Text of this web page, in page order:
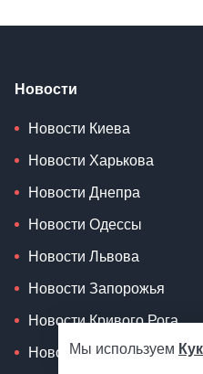
Мы используем
Новости
Новости Киева
Новости Харькова
Новости Днепра
Новости Одессы
Новости Львова
Новости Запорожья
Новости Кривого Рога
Новости Донбасса